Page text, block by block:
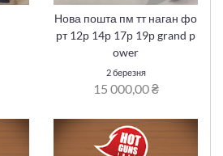
Нова пошта пм тт наган фо
рт 12р 14р 17р 19р grand p
ower
2 березня
15 000,00 ₴